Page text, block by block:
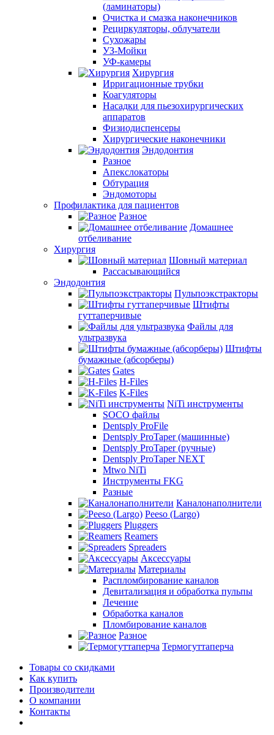
(ламинаторы)
Очистка и смазка наконечников
Рециркуляторы, облучатели
Сухожары
УЗ-Мойки
УФ-камеры
Хирургия
Ирригационные трубки
Коагуляторы
Насадки для пьезохирургических
аппаратов
Физиодиспенсеры
Хирургические наконечники
Эндодонтия
Разное
Апекслокаторы
Обтурация
Эндомоторы
Профилактика для пациентов
Разное
Домашнее
отбеливание
Хирургия
Шовный материал
Рассасывающийся
Эндодонтия
Пульпоэкстракторы
Штифты
гуттаперчивые
Файлы для
ультразвука
Штифты
бумажные (абсорберы)
Gates
H-Files
K-Files
NiTi инструменты
SOCO файлы
Dentsply ProFile
Dentsply ProTaper (машинные)
Dentsply ProTaper (ручные)
Dentsply ProTaper NEXT
Mtwo NiTi
Инструменты FKG
Разные
Каналонаполнители
Peeso (Largo)
Pluggers
Reamers
Spreaders
Аксессуары
Материалы
Распломбирование каналов
Девитализация и обработка пульпы
Лечение
Обработка каналов
Пломбирование каналов
Разное
Термогуттаперча
Товары со скидками
Как купить
Производители
О компании
Контакты